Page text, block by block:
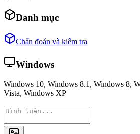
Danh mục
Chẩn đoán và kiểm tra
Windows
Windows 10, Windows 8.1, Windows 8,
Vista, Windows XP